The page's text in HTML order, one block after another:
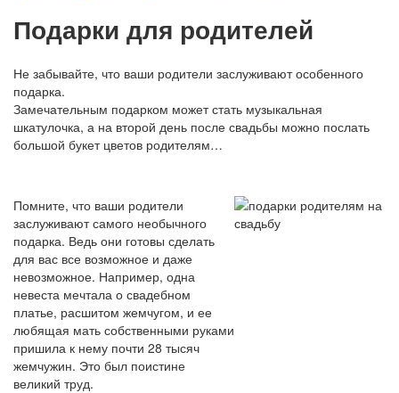
Подарки для родителей
Не забывайте, что ваши родители заслуживают особенного
подарка.
Замечательным подарком может стать музыкальная
шкатулочка, а на второй день после свадьбы можно послать
большой букет цветов родителям…
Помните, что ваши родители
заслуживают самого необычного
подарка. Ведь они готовы сделать
для вас все возможное и даже
невозможное. Например, одна
невеста мечтала о свадебном
платье, расшитом жемчугом, и ее
любящая мать собственными руками
пришила к нему почти 28 тысяч
жемчужин. Это был поистине
великий труд.